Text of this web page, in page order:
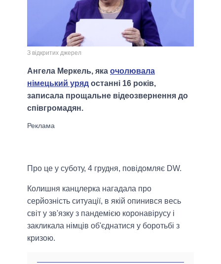
З відкритих джерел
Ангела Меркель, яка очолювала
німецький уряд останні 16 років,
записала прощальне відеозвернення до
співгромадян.
Про це у суботу, 4 грудня, повідомляє DW.
Колишня канцлерка нагадала про
серйозність ситуації, в якій опинився весь
світ у зв'язку з пандемією коронавірусу і
закликала німців об'єднатися у боротьбі з
кризою.